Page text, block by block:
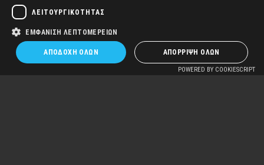
PREV - EMAIL NEXT - ZIGAFORM
ΛΕΙΤΟΥΡΓΙΚΌΤΗΤΑΣ
ΕΜΦΆΝΙΣΗ ΛΕΠΤΟΜΕΡΕΙΏΝ
ΑΠΟΔΟΧΉ ΌΛΩΝ ΑΠΌΡΡΙΨΗ ΌΛΩΝ
POWERED BY COOKIESCRIPT